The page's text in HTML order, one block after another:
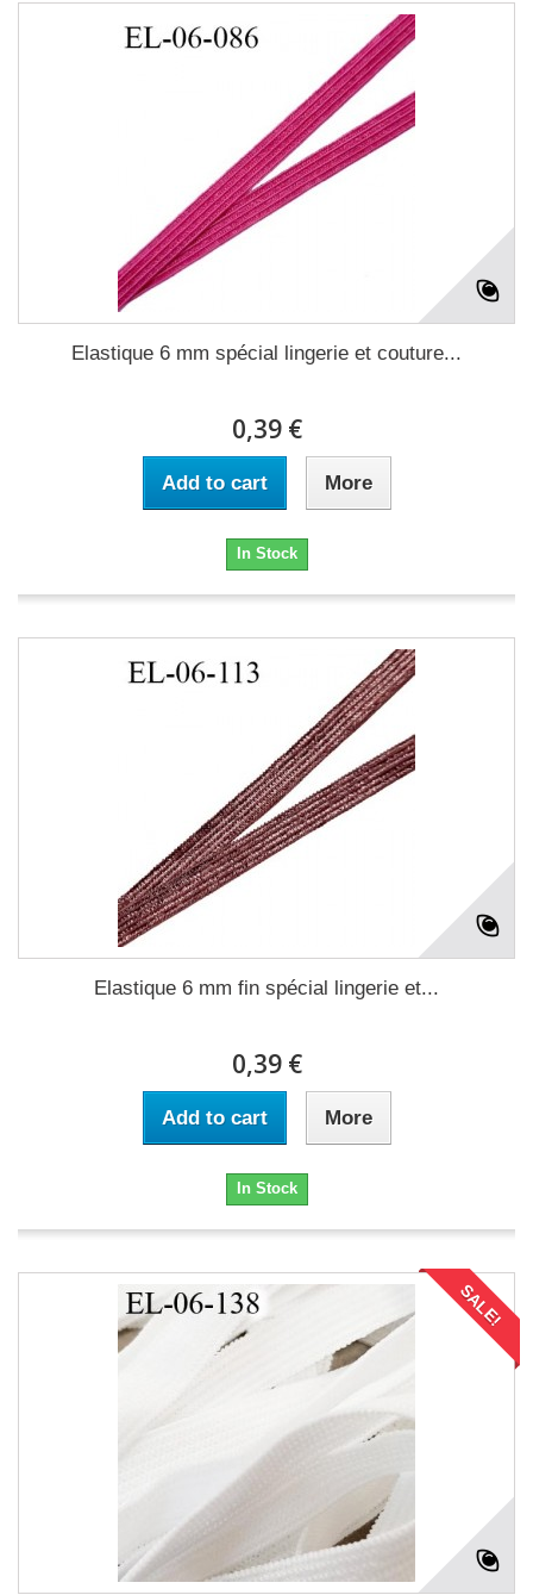
Elastique 6 mm spécial lingerie et couture...
0,39 €
Add to cart More
In Stock
Elastique 6 mm fin spécial lingerie et...
0,39 €
Add to cart More
In Stock
SALE!